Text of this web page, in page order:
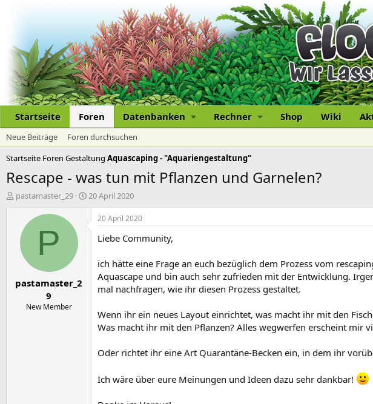
Startseite Foren Datenbanken Rechner Shop Wiki
Neue Beiträge
Foren durchsuchen
Startseite Foren Gestaltung Aquascaping - "Aquariengestaltung"
Rescape - was tun mit Pflanzen und Garnelen?
E
r
pastamaster_29
E
t
20 April 2020
P
pastamaster_2
9
New Member
20 April 2020
Liebe Community,
ich hätte eine Frage an euch bezüglich dem Prozess vom
Aquascape und bin auch sehr zufrieden mit der Entwicklung.
mal nachfragen, wie ihr diesen Prozess gestaltet.
Wenn ihr ein neues Layout einrichtet, was macht ihr mit den
Was macht ihr mit den Pflanzen? Alles wegwerfen erscheint mir
Oder richtet ihr eine Art Quarantäne-Becken ein, in dem ihr
Ich wäre über eure Meinungen und Ideen dazu sehr dankbar!